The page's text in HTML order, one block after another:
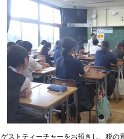
ゲストティーチャーをお招きし、税の